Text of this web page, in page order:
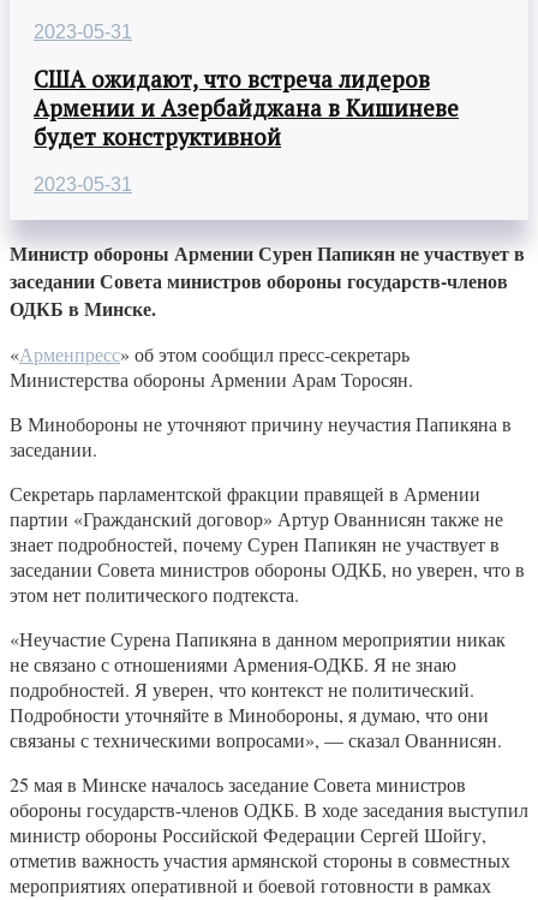
2023-05-31
США ожидают, что встреча лидеров
Армении и Азербайджана в Кишиневе
будет конструктивной
2023-05-31
Министр обороны Армении Сурен Папикян не участвует в
заседании Совета министров обороны государств-членов
ОДКБ в Минске.
«Арменпресс» об этом сообщил пресс-секретарь
Министерства обороны Армении Арам Торосян.
В Минобороны не уточняют причину неучастия Папикяна в
заседании.
Секретарь парламентской фракции правящей в Армении
партии «Гражданский договор» Артур Ованнисян также не
знает подробностей, почему Сурен Папикян не участвует в
заседании Совета министров обороны ОДКБ, но уверен, что в
этом нет политического подтекста.
«Неучастие Сурена Папикяна в данном мероприятии никак
не связано с отношениями Армения-ОДКБ. Я не знаю
подробностей. Я уверен, что контекст не политический.
Подробности уточняйте в Минобороны, я думаю, что они
связаны с техническими вопросами», — сказал Ованнисян.
25 мая в Минске началось заседание Совета министров
обороны государств-членов ОДКБ. В ходе заседания выступил
министр обороны Российской Федерации Сергей Шойгу,
отметив важность участия армянской стороны в совместных
мероприятиях оперативной и боевой готовности в рамках